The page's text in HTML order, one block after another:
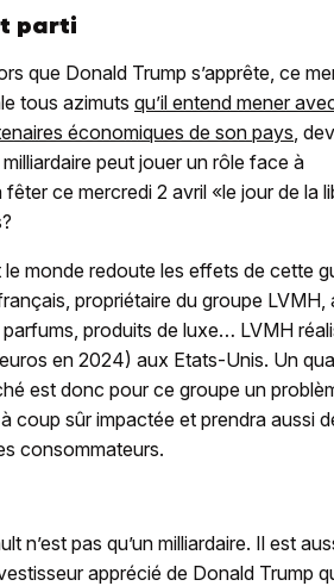
parti
que Donald Trump s’apprête, ce
tous azimuts qu’il entend mener
économiques de son pays ,
peut jouer un rôle face à
ce mercredi 2 avril «le jour de la
monde redoute les effets de cette
propriétaire du groupe LVMH,
produits de luxe… LVMH
en 2024) aux Etats-Unis. Un
est donc pour ce groupe un
coup sûr impactée et prendra aussi
consommateurs.
n’est pas qu’un milliardaire. Il est
apprécié de Donald Trump